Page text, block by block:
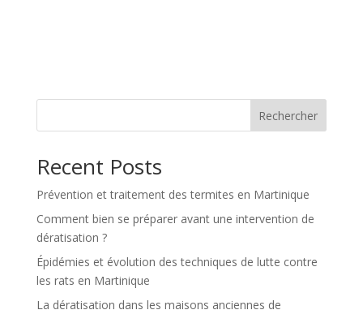
Rechercher
Recent Posts
Prévention et traitement des termites en Martinique
Comment bien se préparer avant une intervention de
dératisation ?
Épidémies et évolution des techniques de lutte contre
les rats en Martinique
La dératisation dans les maisons anciennes de